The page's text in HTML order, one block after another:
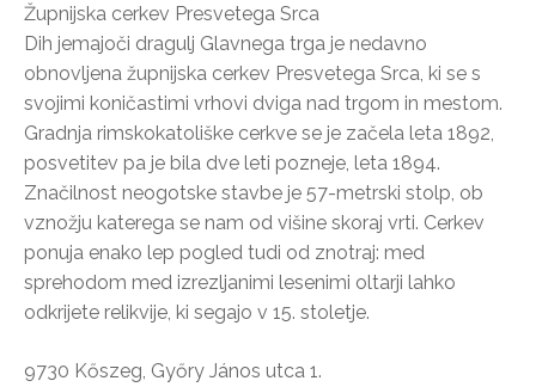
Župnijska cerkev Presvetega Srca
Dih jemajoči dragulj Glavnega trga je nedavno
obnovljena župnijska cerkev Presvetega Srca, ki se s
svojimi koničastimi vrhovi dviga nad trgom in mestom.
Gradnja rimskokatoliške cerkve se je začela leta 1892,
posvetitev pa je bila dve leti pozneje, leta 1894.
Značilnost neogotske stavbe je 57-metrski stolp, ob
vznožju katerega se nam od višine skoraj vrti. Cerkev
ponuja enako lep pogled tudi od znotraj: med
sprehodom med izrezljanimi lesenimi oltarji lahko
odkrijete relikvije, ki segajo v 15. stoletje.
9730 Kőszeg, Győry János utca 1.